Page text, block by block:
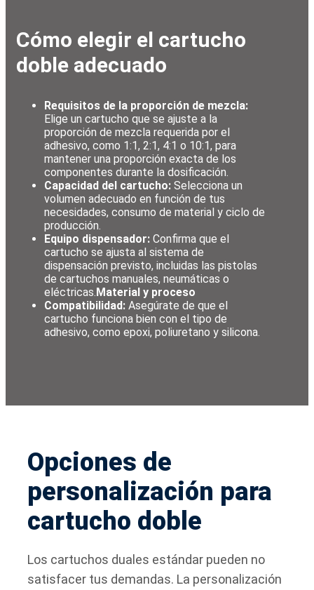
Cómo elegir el cartucho
doble adecuado
Requisitos de la proporción de mezcla:
Elige un cartucho que se ajuste a la
proporción de mezcla requerida por el
adhesivo, como 1:1, 2:1, 4:1 o 10:1, para
mantener una proporción exacta de los
componentes durante la dosificación.
Capacidad del cartucho: Selecciona un
volumen adecuado en función de tus
necesidades, consumo de material y ciclo de
producción.
Equipo dispensador: Confirma que el
cartucho se ajusta al sistema de
dispensación previsto, incluidas las pistolas
de cartuchos manuales, neumáticas o
eléctricas. Material y proceso
Compatibilidad: Asegúrate de que el
cartucho funciona bien con el tipo de
adhesivo, como epoxi, poliuretano y silicona.
Opciones de
personalización para
cartucho doble
Los cartuchos duales estándar pueden no
satisfacer tus demandas. La personalización